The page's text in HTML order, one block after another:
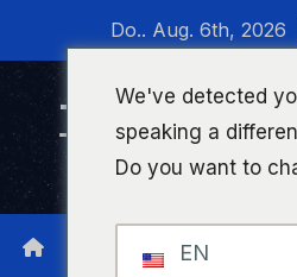
wechseln
Do.. Aug. 6th, 2026
Timeline Bad
Infonetzwerk für
We've detected
speaking a
Do you want to
EN